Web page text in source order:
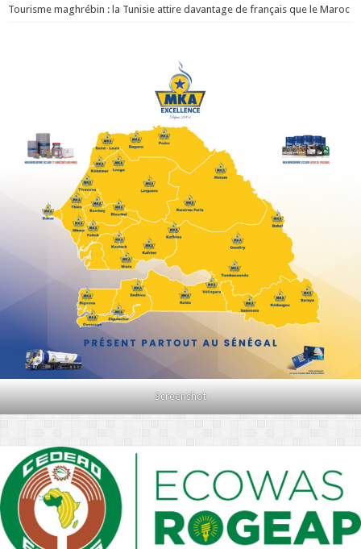
Tourisme maghrébin : la Tunisie attire davantage de français que le Maroc
Screenshot